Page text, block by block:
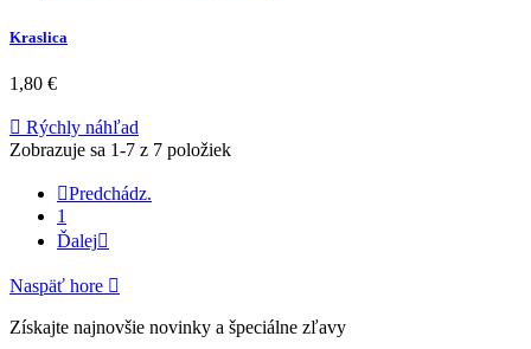
Kraslica
1,80 €
 Rýchly náhľad
Zobrazuje sa 1-7 z 7 položiek
Predchádz.
1
Ďalej
Naspäť hore 
Získajte najnovšie novinky a špeciálne zľavy